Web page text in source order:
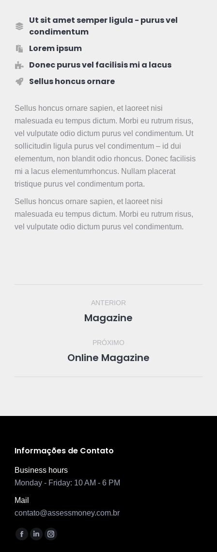
Ut sit amet semper ligula - purus vel
condimentum
Lorem ipsum
Donec purus vel facilisis mi a lacus
Sellus honcus ornare
Sellus honcus ornare sapien, et laoreet nisi
malesuada eu tempus dictum. Morbi eu rutrum risus,
vel vulputate odio dictum purus vel condimentum. Ut
sollicitudin ligula purus vel condimentum – id dui
elementum, non blandit odio rhoncus. Donec facilisis
mi a lacus elementumrhoncus. Nullam placerat
tristique purus vel condimentum porta.
Sellus honcus ornare sapien, et laoreet nisi
malesuada eu tempus dictum. Morbi eu rutrum risus,
vel vulputate odio dictum purus vel condimentum.
navigation
ANTERIOR
Previous
Magazine
PRÓXIMO
Next
Online Magazine
Informações de Contato
Business hours
Monday - Friday: 10 AM - 6 PM
Mail
contato@assessmoney.com.br
Encontre-nos em:
Facebook
LinkedinInstagram